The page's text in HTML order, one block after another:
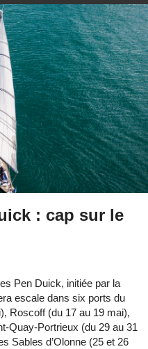
: cap sur le
Pen Duick, initiée par la
escale dans six ports du
Roscoff (du 17 au 19 mai),
Quay-Portrieux (du 29 au 31
Sables d’Olonne (25 et 26